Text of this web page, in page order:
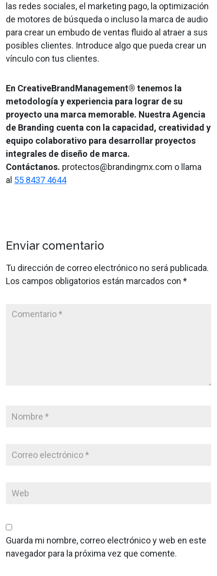
las redes sociales, el marketing pago, la optimización
de motores de búsqueda o incluso la marca de audio
para crear un embudo de ventas fluido al atraer a sus
posibles clientes. Introduce algo que pueda crear un
vínculo con tus clientes.
En CreativeBrandManagement® tenemos la
metodología y experiencia para lograr de su
proyecto una marca memorable. Nuestra Agencia
de Branding cuenta con la capacidad, creatividad y
equipo colaborativo para desarrollar proyectos
integrales de diseño de marca.
Contáctanos. protectos@brandingmx.com o llama
al 55 8437 4644
Enviar comentario
Tu dirección de correo electrónico no será publicada.
Los campos obligatorios están marcados con *
Guarda mi nombre, correo electrónico y web en este
navegador para la próxima vez que comente.